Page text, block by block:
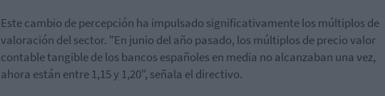
Este cambio de percepción ha impulsado significativamente los múltiplos de
valoración del sector. "En junio del año pasado, los múltiplos de precio valor
contable tangible de los bancos españoles en media no alcanzaban una vez,
ahora están entre 1,15 y 1,20", señala el directivo.